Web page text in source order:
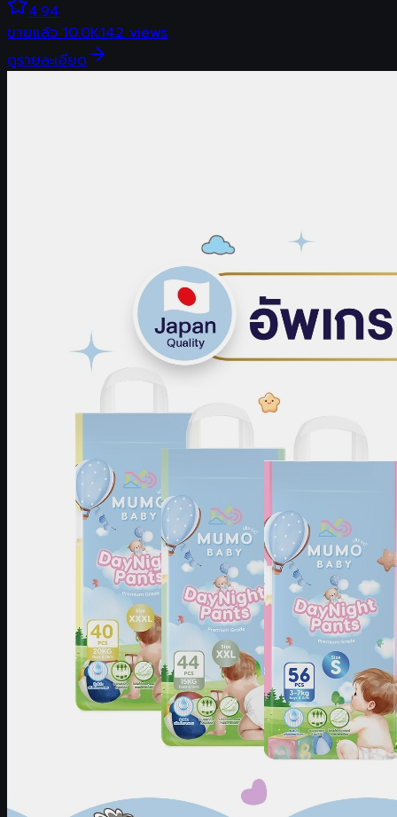
4.94
ขายแล้ว10.0K142views
ดูรายละเอียด